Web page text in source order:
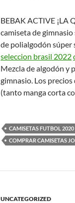
BEBAK ACTIVE ¡LA
camiseta de
de polialgodón súper
seleccion brasil 2022
Mezcla de algodón y
gimnasio. Los
(tanto manga corta
CAMISETAS FUTBOL
COMPRAR CAMISETAS
UNCATEGORIZED